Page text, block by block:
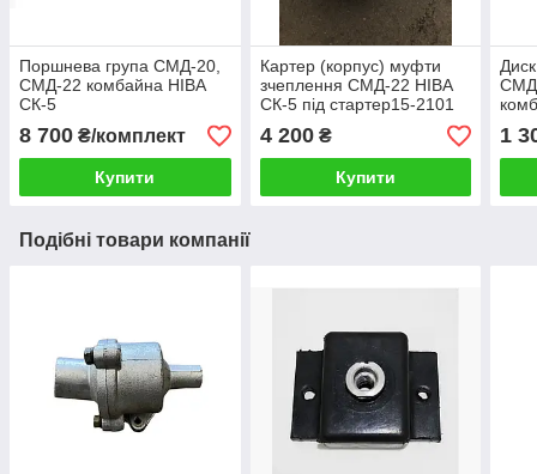
Поршнева група СМД-20,
СМД-22 комбайна НІВА
СК-5
8 700 ₴/комплект
Купити
Картер (корпус) муфти
зчеплення СМД-22 НІВА
СК-5 під стартер15-2101
4 200₴
Купити
СМД
1
Подібні товари компанії